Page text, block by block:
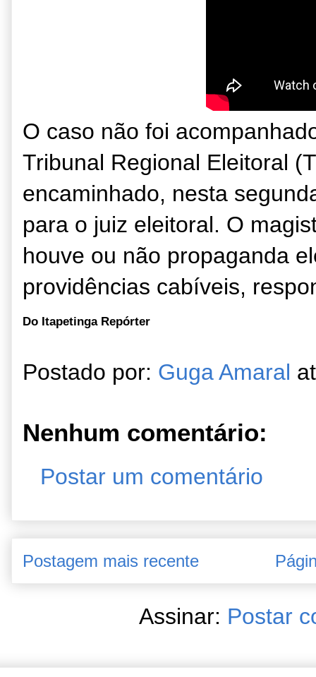
O caso não foi
Tribunal Regional Eleitoral
encaminhado, nesta
para o juiz eleitoral. O
houve ou não propaganda
providências cabíveis,
Do Itapetinga Repórter
Postado por: Guga Amaral
Nenhum comentário:
Postar um comentário
Postagem mais recente
Assinar: Postar